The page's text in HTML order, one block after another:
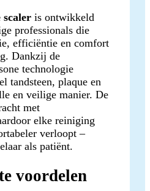
scaler is ontwikkeld
professionals die
efficiëntie en comfort
Dankzij de
technologie
tandsteen, plaque en
en veilige manier. De
met
elke reiniging
verloopt –
als patiënt.
voordelen